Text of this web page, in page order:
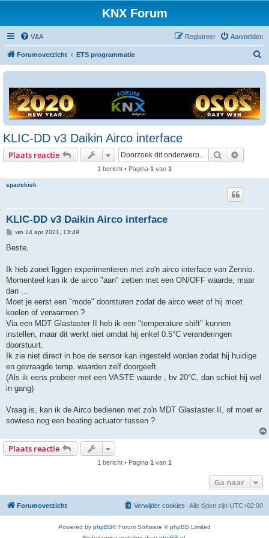
KNX Forum
V&A Aanmelden
Registreer
Forumoverzicht ETS programmatie
KLIC-DD v3 Daikin Airco interface
Plaats reactie Zoek
1 bericht • Pagina 1 van 1
spacekiek
KLIC-DD v3 Daikin Airco interface
B
r
h
wo 14 apr 2021, 13:49
Beste,
Ik heb zonet liggen experimenteren met zo'n airco interface van Zennio.
Momenteel kan ik de airco "aan" zetten met een ON/OFF waarde, maar
dan ...
Moet je eerst een "mode" doorsturen zodat de airco weet of hij moet
koelen of verwarmen ?
Via een MDT Glastaster II heb ik een "temperature shift" kunnen
instellen, maar dit werkt niet omdat hij enkel 0.5°C veranderingen
doorstuurt.
Ik zie niet direct in hoe de sensor kan ingesteld worden zodat hij huidige
en gevraagde temp. waarden zelf doorgeeft.
(Als ik eens probeer met een VASTE waarde , bv 20°C, dan schiet hij wel
in gang)
Vraag is, kan ik de Airco bedienen met zo'n MDT Glastaster II, of moet er
sowieso nog een heating actuator tussen ?
Plaats reactie
1 bericht • Pagina 1 van 1
Ga naar
Forumoverzicht Alle tijden zijn UTC+02:00
Verwijder cookies
Powered by phpBB® Forum Software © phpBB Limited